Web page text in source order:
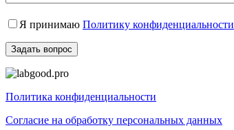
Я принимаю Политику конфиденциальности
Политика конфиденциальности
Согласие на обработку персональных данных